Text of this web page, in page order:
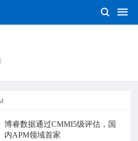
博睿数据通过CMMI5级评估，国
内APM领域首家